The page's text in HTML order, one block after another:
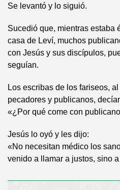
Se levantó y lo siguió.
Sucedió que, mientras estaba
casa de Leví, muchos
con Jesús y sus discípulos,
seguían.
Los escribas de los fariseos,
pecadores y publicanos,
«¿Por qué come con
Jesús lo oyó y les dijo:
«No necesitan médico los
venido a llamar a justos, sino